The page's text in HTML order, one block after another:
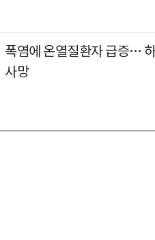
폭염에 온열질환자 급증…
사망